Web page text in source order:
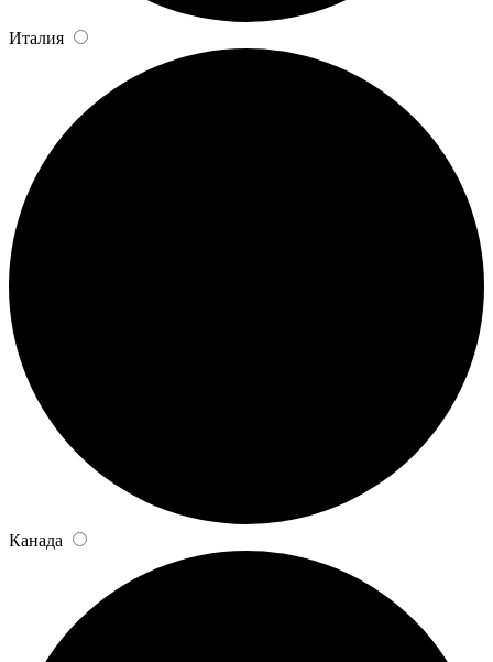
Италия
Канада